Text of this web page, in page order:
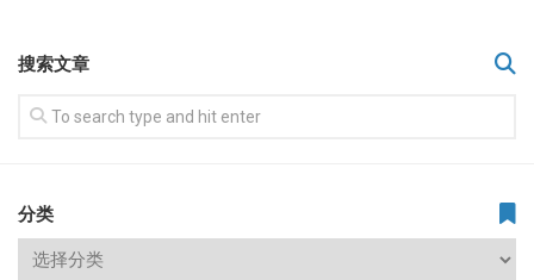
搜索文章
分类